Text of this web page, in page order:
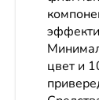
цвет и